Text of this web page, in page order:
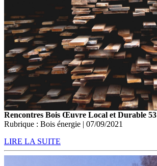
Rencontres Bois Œuvre Local et Durable 53
Rubrique : Bois énergie | 07/09/2021
LIRE LA SUITE